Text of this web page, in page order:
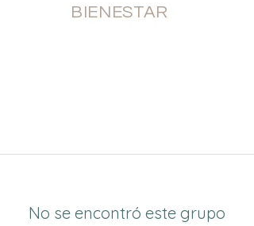
BIENESTAR
No se encontró este grupo